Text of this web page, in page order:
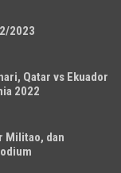
2023
Qatar vs Ekuador
2022
Militao, dan